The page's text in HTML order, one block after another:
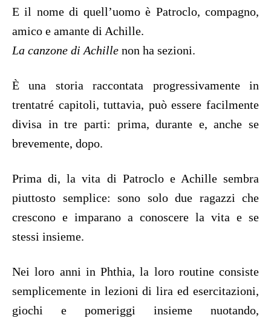
E il nome di quell’uomo è Patroclo, compagno,
amico e amante di Achille.
La canzone di Achille non ha sezioni.
È una storia raccontata progressivamente in
trentatré capitoli, tuttavia, può essere facilmente
divisa in tre parti: prima, durante e, anche se
brevemente, dopo.
Prima di, la vita di Patroclo e Achille sembra
piuttosto semplice: sono solo due ragazzi che
crescono e imparano a conoscere la vita e se
stessi insieme.
Nei loro anni in Phthia, la loro routine consiste
semplicemente in lezioni di lira ed esercitazioni,
giochi e pomeriggi insieme nuotando,